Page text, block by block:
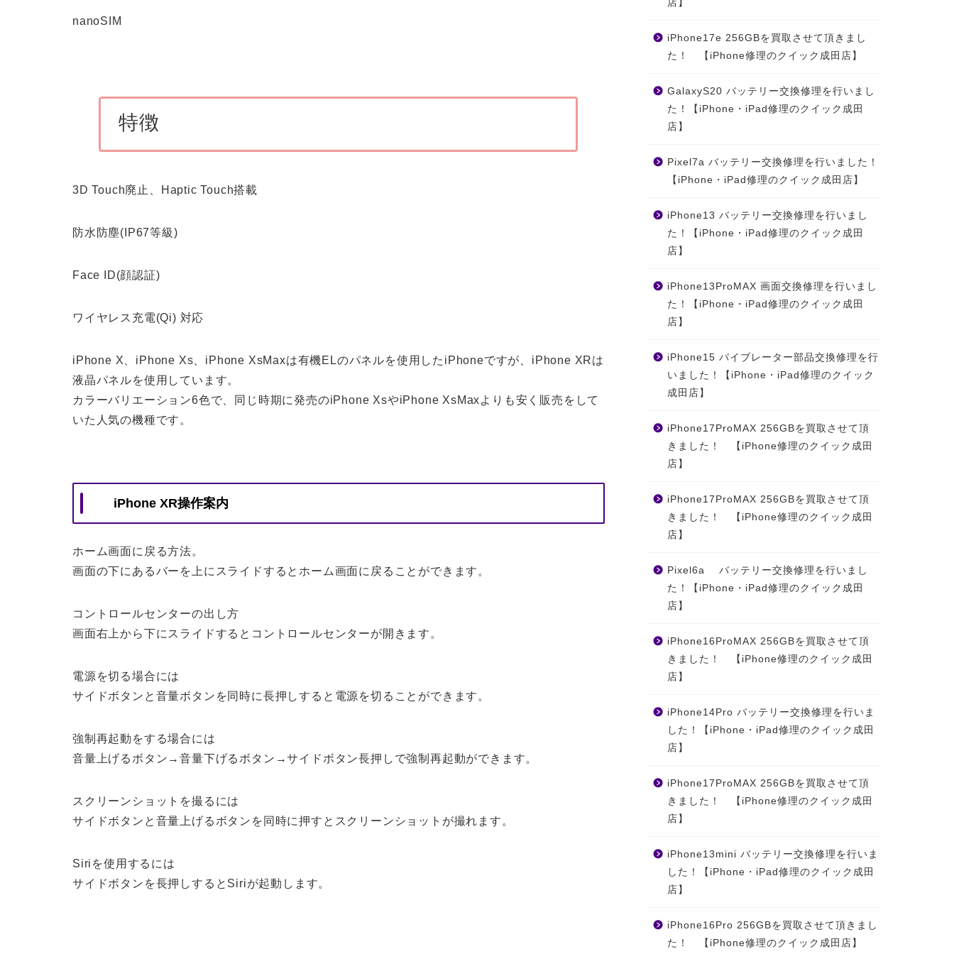
nanoSIM
特徴
3D Touch廃止、Haptic Touch搭載
防水防塵(IP67等級)
Face ID(顔認証)
ワイヤレス充電(Qi) 対応
iPhone X、iPhone Xs、iPhone XsMaxは有機ELのパネルを使用したiPhoneですが、iPhone XRは
液晶パネルを使用しています。
カラーバリエーション6色で、同じ時期に発売のiPhone XsやiPhone XsMaxよりも安く販売をして
いた人気の機種です。
iPhone XR操作案内
ホーム画面に戻る方法。
画面の下にあるバーを上にスライドするとホーム画面に戻ることができます。
コントロールセンターの出し方
画面右上から下にスライドするとコントロールセンターが開きます。
電源を切る場合には
サイドボタンと音量ボタンを同時に長押しすると電源を切ることができます。
強制再起動をする場合には
音量上げるボタン→音量下げるボタン→サイドボタン長押しで強制再起動ができます。
スクリーンショットを撮るには
サイドボタンと音量上げるボタンを同時に押すとスクリーンショットが撮れます。
Siriを使用するには
サイドボタンを長押しするとSiriが起動します。
店】
iPhone17e 256GBを買取させて頂きまし
た！ 【iPhone修理のクイック成田店】
GalaxyS20 バッテリー交換修理を行いまし
た！【iPhone・iPad修理のクイック成田
店】
Pixel7a バッテリー交換修理を行いました！
【iPhone・iPad修理のクイック成田店】
iPhone13 バッテリー交換修理を行いまし
た！【iPhone・iPad修理のクイック成田
店】
iPhone13ProMAX 画面交換修理を行いまし
た！【iPhone・iPad修理のクイック成田
店】
iPhone15 バイブレーター部品交換修理を行
いました！【iPhone・iPad修理のクイック
成田店】
iPhone17ProMAX 256GBを買取させて頂
きました！ 【iPhone修理のクイック成田
店】
iPhone17ProMAX 256GBを買取させて頂
きました！ 【iPhone修理のクイック成田
店】
Pixel6a バッテリー交換修理を行いまし
た！【iPhone・iPad修理のクイック成田
店】
iPhone16ProMAX 256GBを買取させて頂
きました！ 【iPhone修理のクイック成田
店】
iPhone14Pro バッテリー交換修理を行いま
した！【iPhone・iPad修理のクイック成田
店】
iPhone17ProMAX 256GBを買取させて頂
きました！ 【iPhone修理のクイック成田
店】
iPhone13mini バッテリー交換修理を行いま
した！【iPhone・iPad修理のクイック成田
店】
iPhone16Pro 256GBを買取させて頂きまし
た！ 【iPhone修理のクイック成田店】